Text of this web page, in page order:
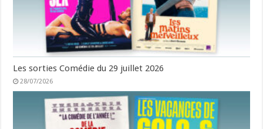
Les sorties Comédie du 29 juillet 2026
28/07/2026